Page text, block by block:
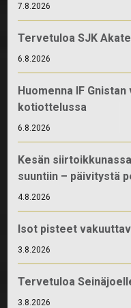
7.8.2026
Tervetuloa SJK
6.8.2026
Huomenna IF
kotiottelussa
6.8.2026
Kesän
suuntiin – päivitystä
4.8.2026
Isot pisteet
3.8.2026
Tervetuloa
3.8.2026